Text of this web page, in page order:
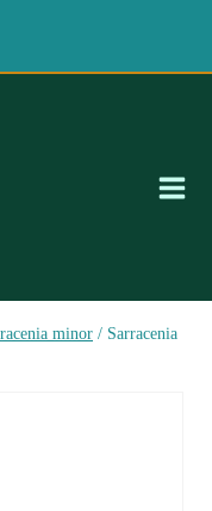
minor / Sarracenia